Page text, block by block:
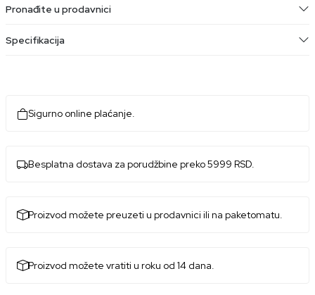
Pronađite u prodavnici
Specifikacija
Sigurno online plaćanje.
Besplatna dostava za porudžbine preko 5999 RSD.
Proizvod možete preuzeti u prodavnici ili na paketomatu.
Proizvod možete vratiti u roku od 14 dana.